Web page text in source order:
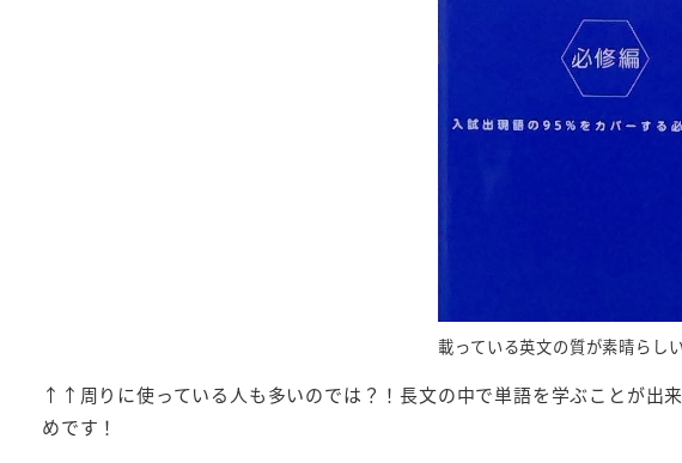
載っている英文の質が素晴らしい
↑↑周りに使っている人も多いのでは？！長文の中で単語を学ぶことが出
めです！